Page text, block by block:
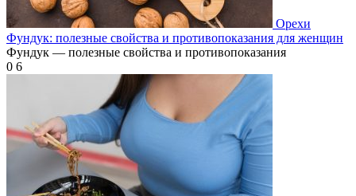
Орехи
Фундук: полезные свойства и противопоказания для женщин
Фундук — полезные свойства и противопоказания
0 6